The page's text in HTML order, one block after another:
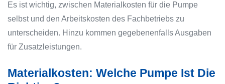
Es ist wichtig, zwischen Materialkosten für die Pumpe
selbst und den Arbeitskosten des Fachbetriebs zu
unterscheiden. Hinzu kommen gegebenenfalls Ausgaben
für Zusatzleistungen.
Materialkosten: Welche Pumpe Ist Die